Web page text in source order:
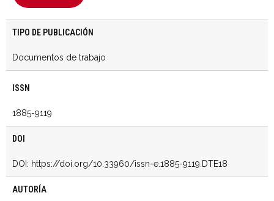
TIPO DE PUBLICACIÓN
Documentos de trabajo
ISSN
1885-9119
DOI
DOI: https://doi.org/10.33960/issn-e.1885-9119.DTE18
AUTORÍA